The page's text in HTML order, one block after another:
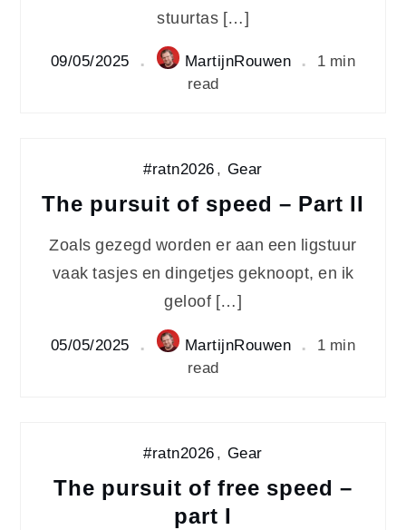
stuurtas […]
09/05/2025 MartijnRouwen
1 min
read
#ratn2026, Gear
The pursuit of speed – Part II
Zoals gezegd worden er aan een ligstuur
vaak tasjes en dingetjes geknoopt, en ik
geloof […]
05/05/2025 MartijnRouwen
1 min
read
#ratn2026, Gear
The pursuit of free speed –
part I